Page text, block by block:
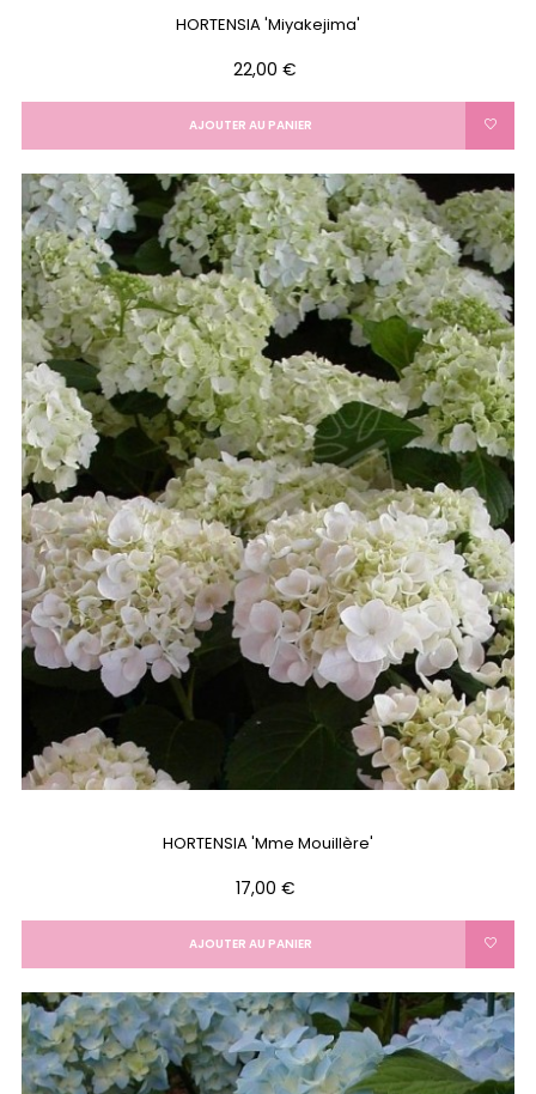
HORTENSIA 'Miyakejima'
Prix
22,00 €
AJOUTER AU PANIER
HORTENSIA 'Mme Mouillère'
Prix
17,00 €
AJOUTER AU PANIER